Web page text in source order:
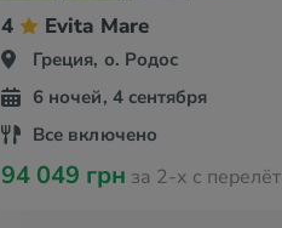
4 Evita Mare
Греция, о. Родос
6 ночей, 4 сентября
Все включено
94 049 грн за 2-х с перелётом из Ганновера